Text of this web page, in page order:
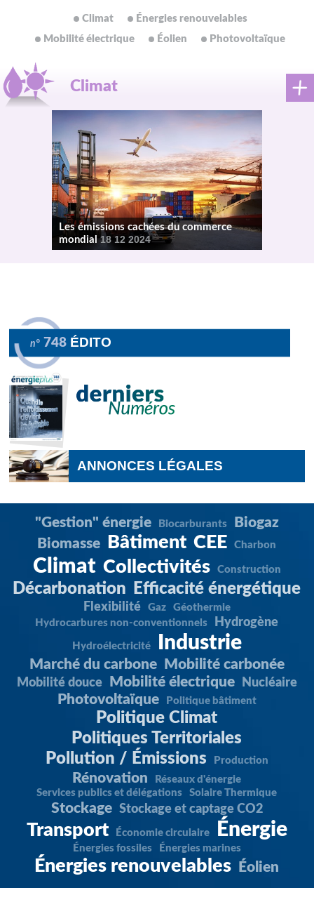
Climat
Énergies renouvelables
Mobilité électrique
Éolien Photovoltaïque
Climat
Les émissions cachées du commerce
mondial18 12 2024
n° 748 ÉDITO
ANNONCES LÉGALES
"Gestion" énergie Biocarburants
Biogaz
Biomasse
Bâtiment CEE Charbon
Climat Collectivités Construction
Décarbonation Efficacité énergétique
Flexibilité Gaz
Géothermie
Hydrocarbures non-conventionnels
Hydrogène
Hydroélectricité Industrie
Marché du carbone Mobilité carbonée
Mobilité douce Mobilité électrique Nucléaire
Photovoltaïque Politique bâtiment
Politique Climat
Politiques Territoriales
Pollution / Émissions
Production
Rénovation
Réseaux d'énergie
Services publics et délégations
Solaire Thermique
Stockage Stockage et captage CO2
Transport Économie circulaire Énergie
Énergies fossiles Énergies marines
Énergies renouvelables Éolien